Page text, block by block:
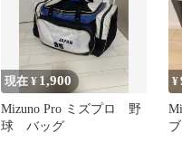
現在 ¥ 1,900
Mizuno Pro ミズプロ 野
球 バッグ
¥